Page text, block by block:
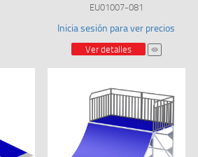
EU01007-081
Inicia sesión para ver precios
Ver detalles